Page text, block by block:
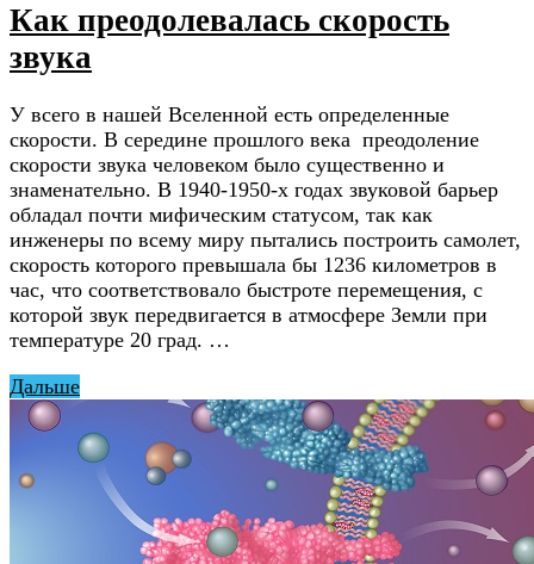
Как преодолевалась скорость
звука
У всего в нашей Вселенной есть определенные
скорости. В середине прошлого века преодоление
скорости звука человеком было существенно и
знаменательно. В 1940-1950-х годах звуковой барьер
обладал почти мифическим статусом, так как
инженеры по всему миру пытались построить самолет,
скорость которого превышала бы 1236 километров в
час, что соответствовало быстроте перемещения, с
которой звук передвигается в атмосфере Земли при
температуре 20 град. …
Дальше